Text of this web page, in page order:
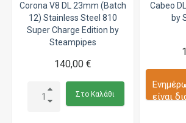
Corona V8 DL 23mm (Batch
12) Stainless Steel 810
Super Charge Edition by
Steampipes
140,00 €
Στο Καλάθι
Cabeo
by
είναι